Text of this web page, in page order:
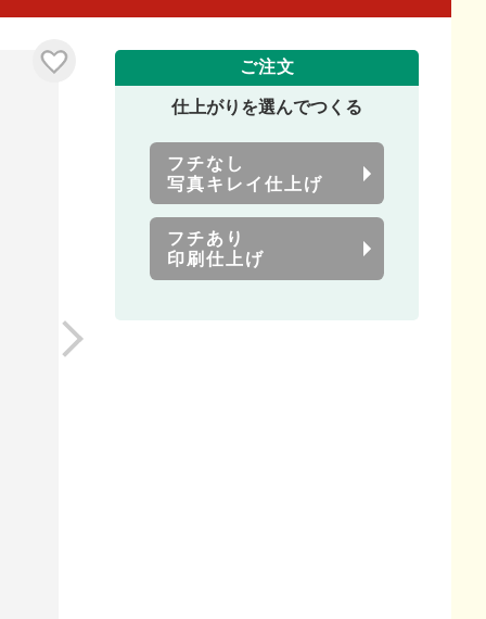
ご注文
仕上がりを選んでつくる
フチなし
写真キレイ仕上げ
フチあり
印刷仕上げ